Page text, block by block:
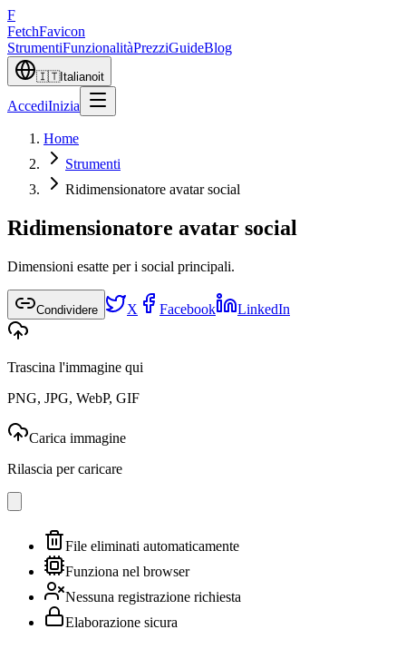
F
FetchFavicon
StrumentiFunzionalitàPrezziGuideBlog
🇮🇹Italianoit
AccediInizia
Home
Strumenti
Ridimensionatore avatar social
Ridimensionatore avatar social
Dimensioni esatte per i social principali.
Condividere X Facebook LinkedIn
Trascina l'immagine qui
PNG, JPG, WebP, GIF
Carica immagine
Rilascia per caricare
File eliminati automaticamente
Funziona nel browser
Nessuna registrazione richiesta
Elaborazione sicura